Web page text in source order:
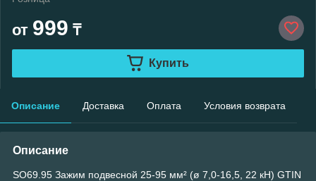
от 999 ₸
Купить
Описание Доставка Оплата Условия возврата
Описание
SO69.95 Зажим подвесной 25-95 мм² (ø 7,0-16,5, 22 кН) GTIN